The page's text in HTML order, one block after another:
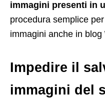
immagini presenti in
procedura semplice
immagini anche in blog
Impedire il
immagini del